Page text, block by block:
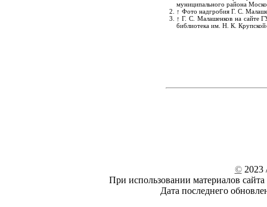
муниципального района
↑ Фото надгробия Г. С.
↑ Г. С. Малашенков на сайте
библиотека им. Н. К.
©2023
При использовании материалов
Дата последнего